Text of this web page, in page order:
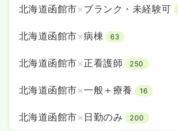
北海道函館市×ブランク・未経験可
北海道函館市×病棟 63
北海道函館市×正看護師 250
北海道函館市×一般＋療養 16
北海道函館市× 日勤のみ 200